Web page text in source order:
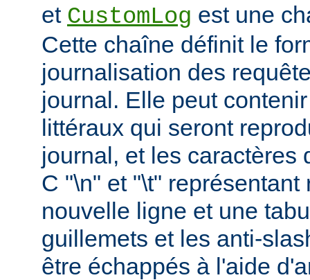
et CustomLog est une
Cette chaîne définit le
journalisation des
journal. Elle peut
littéraux qui seront
journal, et les caractères
C "\n" et "\t"
nouvelle ligne et une
guillemets et les anti-
être échappés à l'aide